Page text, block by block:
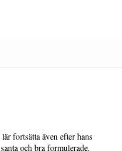
fortsätta även efter hans
och bra formulerade.